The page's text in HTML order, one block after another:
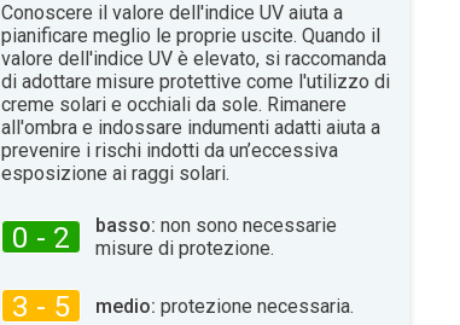
Conoscere il valore dell'indice UV aiuta a
pianificare meglio le proprie uscite. Quando il
valore dell'indice UV è elevato, si raccomanda
di adottare misure protettive come l'utilizzo di
creme solari e occhiali da sole. Rimanere
all'ombra e indossare indumenti adatti aiuta a
prevenire i rischi indotti da un’eccessiva
esposizione ai raggi solari.
0 - 2 basso: non sono necessarie
misure di protezione.
3 - 5 medio: protezione necessaria.